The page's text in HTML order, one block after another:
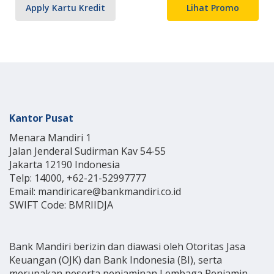
Apply Kartu Kredit Lihat Promo
Kantor Pusat
Menara Mandiri 1
Jalan Jenderal Sudirman Kav 54-55
Jakarta 12190 Indonesia
Telp: 14000, +62-21-52997777
Email: mandiricare@bankmandiri.co.id
SWIFT Code: BMRIIDJA
Bank Mandiri berizin dan diawasi oleh Otoritas Jasa
Keuangan (OJK) dan Bank Indonesia (BI), serta